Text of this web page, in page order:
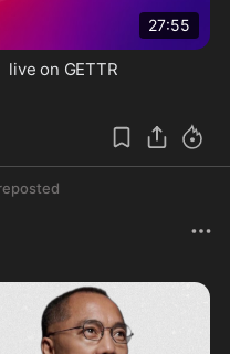
live on GETTR
27:55